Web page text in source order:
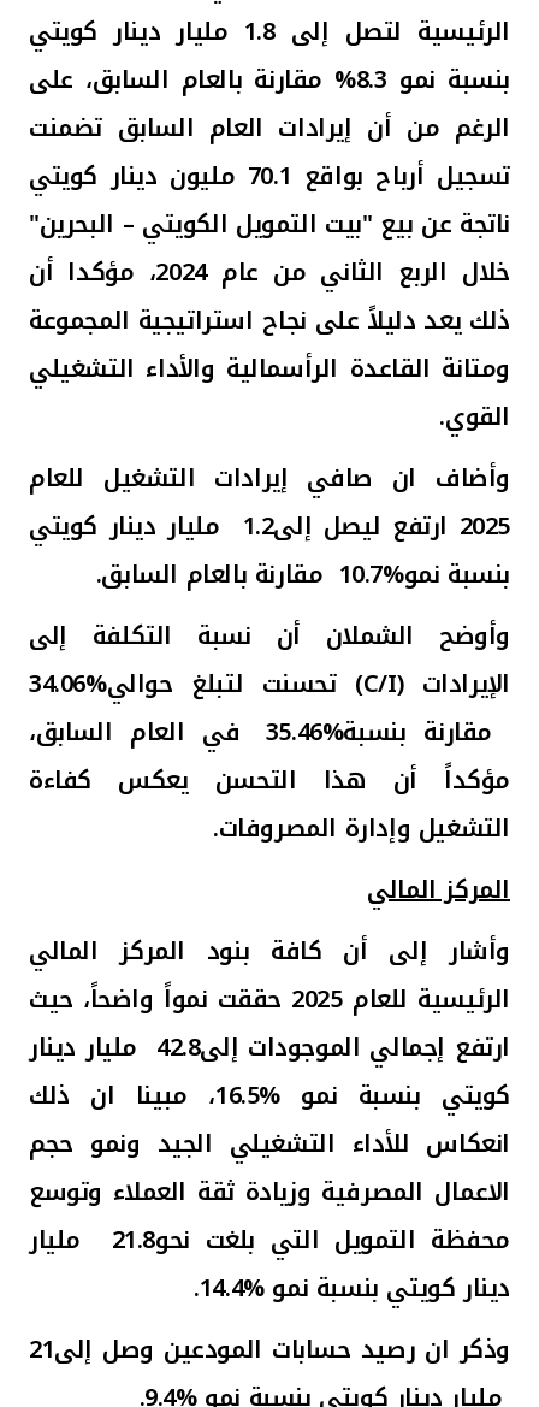
الرئيسية لتصل إلى 1.8 مليار دينار كويتي
بنسبة نمو 8.3% مقارنة بالعام السابق، على
الرغم من أن إيرادات العام السابق تضمنت
تسجيل أرباح بواقع 70.1 مليون دينار كويتي
ناتجة عن بيع "بيت التمويل الكويتي – البحرين"
خلال الربع الثاني من عام 2024، مؤكدا
أن
ذلك يعد دليلاً على نجاح استراتيجية المجموعة
ومتانة القاعدة الرأسمالية والأداء التشغيلي
القوي.
وأضاف ان صافي إيرادات التشغيل للعام
2025 ارتفع ليصل إلى
1.2 مليار دينار كويتي
بنسبة نمو10.7% مقارنة بالعام السابق.
وأوضح الشملان أن نسبة التكلفة إلى
الإيرادات (C/I) تحسنت لتبلغ حوالي34.06%
مقارنة بنسبة35.46%
في العام السابق،
مؤكداً أن هذا التحسنيعكس كفاءة
التشغيل وإدارة المصروفات.
المركز المالي
وأشار إلى أن كافة بنود المركز المالي
الرئيسية للعام 2025 حققت نمواً واضحاً، حيث
ارتفع إجمالي الموجودات إلى42.8 مليار دينار
كويتي بنسبة نمو16.5%، مبينا ان ذلك
انعكاس للأداء التشغيلي الجيد ونمو حجم
الاعمال المصرفية وزيادة ثقة العملاء وتوسع
محفظة التمويل التي بلغت نحو21.8
مليار
دينار كويتي بنسبة نمو14.4%
.
وذكر ان رصيد حسابات المودعين وصل إلى21
مليار دينار كويتي بنسبة نمو9.4%
.